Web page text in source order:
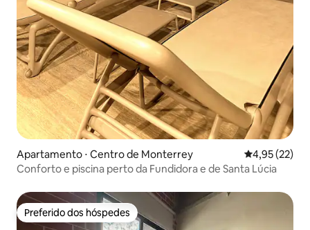
Apartamento ⋅ Centro de Monterrey 4,95 de uma
4,95 (22)
Conforto e piscina perto da Fundidora e de Santa Lúcia
Preferido dos hóspedes
Preferido dos hóspedes